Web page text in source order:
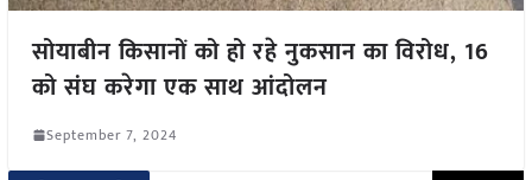
सोयाबीन किसानों को हो रहे नुकसान का विरोध, 16
को संघ करेगा एक साथ आंदोलन
September 7, 2024